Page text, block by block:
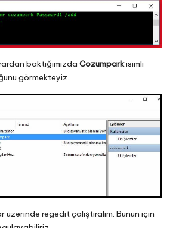
baktığımızda Cozumparkisimli
görmekteyiz.
regedit çalıştıralım. Bunun için